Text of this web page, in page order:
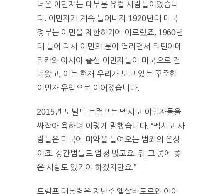
너온 이민자는 대부분 유럽 사람들이었습니
다. 이민자가 계속 늘어나자 1920년대 미국
정부는 이민을 제한하기에 이르렀죠. 1960년
대 들어 다시 이민의 문이 열리면서 라틴아메
리카와 아시아 출신 이민자들이 미국으로 건
너왔고, 이는 현재 우리가 보고 있는 꾸준한
이민자 유입으로 이어졌습니다.
2015년 도널드 트럼프는 멕시코 이민자들을
싸잡아 욕하며 이렇게 말했습니다. “멕시코 사
람들은 미국에 마약을 들여오는 범죄의 온상
이죠. 강간범들도 엄청 많고요. 뭐 그 중에 좋
은 사람도 있기야 하겠지만요.”
트럼프 대통령은 지난주 엘살바도르와 아이